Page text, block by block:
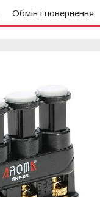
Обмін і повернення